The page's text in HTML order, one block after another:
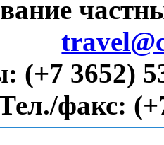
(+7 3652)
факс: